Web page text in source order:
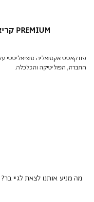
קריאת השכמה PREMIUM
פודקאסט אקטואליה סוציאליסטי
החברה, הפוליטיקה והכלכלה.
מה מניע אותנו לצאת לגיי בר?